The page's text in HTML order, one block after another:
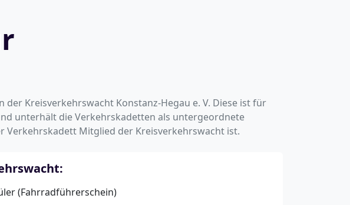
Kreisverkehrswacht Konstanz-Hegau e. V. Diese ist für
unterhält die Verkehrskadetten als untergeordnete
Verkehrskadett Mitglied der Kreisverkehrswacht ist.
(Fahrradführerschein)